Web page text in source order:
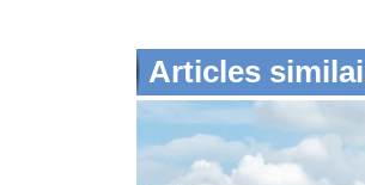
Articles